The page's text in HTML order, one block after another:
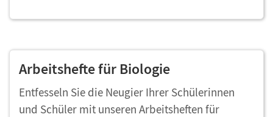
Arbeitshefte für Biologie
Entfesseln Sie die Neugier Ihrer Schülerinnen
und Schüler mit unseren Arbeitsheften für